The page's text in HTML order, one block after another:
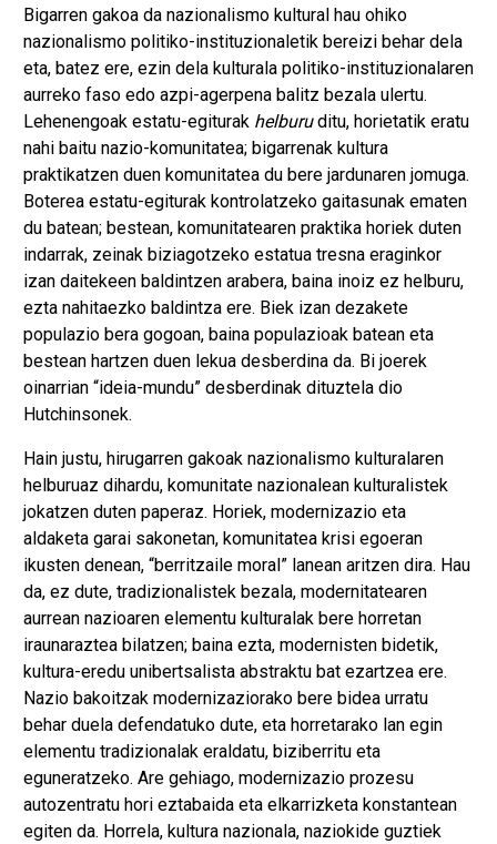
Bigarren gakoa da nazionalismo kultural hau ohiko
nazionalismo politiko-instituzionaletik bereizi behar dela
eta, batez ere, ezin dela kulturala politiko-instituzionalaren
aurreko faso edo azpi-agerpena balitz bezala ulertu.
Lehenengoak estatu-egiturak helburuditu, horietatik eratu
nahi baitu nazio-komunitatea; bigarrenak kultura
praktikatzen duen komunitatea du bere jardunaren jomuga.
Boterea estatu-egiturak kontrolatzeko gaitasunak ematen
du batean; bestean, komunitatearen praktika horiek duten
indarrak, zeinak biziagotzeko estatua tresna eraginkor
izan daitekeen baldintzen arabera, baina inoiz ez helburu,
ezta nahitaezko baldintza ere. Biek izan dezakete
populazio bera gogoan, baina populazioak batean eta
bestean hartzen duen lekua desberdina da. Bi joerek
oinarrian “ideia-mundu” desberdinak dituztela dio
Hutchinsonek.
Hain justu, hirugarren gakoak nazionalismo kulturalaren
helburuaz dihardu, komunitate nazionalean kulturalistek
jokatzen duten paperaz. Horiek, modernizazio eta
aldaketa garai sakonetan, komunitatea krisi egoeran
ikusten denean, “berritzaile moral” lanean aritzen dira. Hau
da, ez dute, tradizionalistek bezala, modernitatearen
aurrean nazioaren elementu kulturalak bere horretan
iraunaraztea bilatzen; baina ezta, modernisten bidetik,
kultura-eredu unibertsalista abstraktu bat ezartzea ere.
Nazio bakoitzak modernizaziorako bere bidea urratu
behar duela defendatuko dute, eta horretarako lan egin
elementu tradizionalak eraldatu, biziberritu eta
eguneratzeko. Are gehiago, modernizazio prozesu
autozentratu hori eztabaida eta elkarrizketa konstantean
egiten da. Horrela, kultura nazionala, naziokide guztiek